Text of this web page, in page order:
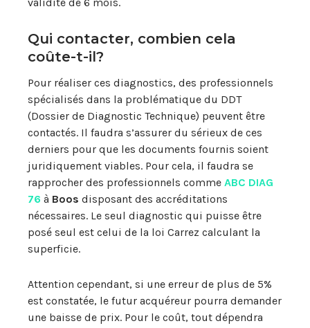
Qui contacter, combien cela
coûte-t-il?
Pour réaliser ces diagnostics, des professionnels
spécialisés dans la problématique du DDT
(Dossier de Diagnostic Technique) peuvent être
contactés. Il faudra s’assurer du sérieux de ces
derniers pour que les documents fournis soient
juridiquement viables. Pour cela, il faudra se
rapprocher des professionnels comme ABC DIAG
76 à Boos disposant des accréditations
nécessaires. Le seul diagnostic qui puisse être
posé seul est celui de la loi Carrez calculant la
superficie.
Attention cependant, si une erreur de plus de 5%
est constatée, le futur acquéreur pourra demander
une baisse de prix. Pour le coût, tout dépendra